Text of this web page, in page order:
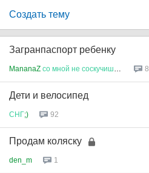
Создать тему
Загранпаспорт ребенку
MananaZ со мной не соскучишься 8
Дети и велосипед
СНГ;) 92
Продам коляску
den_m 1